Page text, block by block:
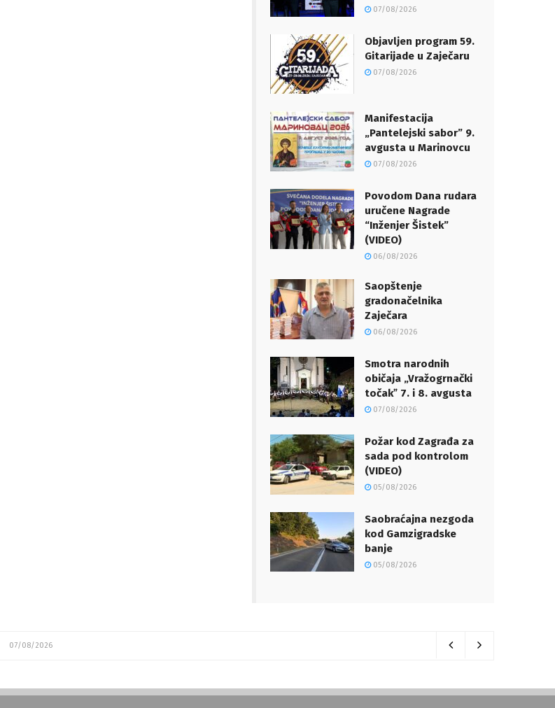
07/08/2026
Objavljen program 59.
Gitarijade u Zaječaru
07/08/2026
Manifestacija
„Pantelejski sabor” 9.
avgusta u Marinovcu
07/08/2026
Povodom Dana rudara
uručene Nagrade
“Inženjer Šistek”
(VIDEO)
06/08/2026
Saopštenje
gradonačelnika
Zaječara
06/08/2026
Smotra narodnih
običaja „Vražogrnački
točakˮ 7. i 8. avgusta
07/08/2026
Požar kod Zagrađa za
sada pod kontrolom
(VIDEO)
05/08/2026
Saobraćajna nezgoda
kod Gamzigradske
banje
05/08/2026
07/08/2026